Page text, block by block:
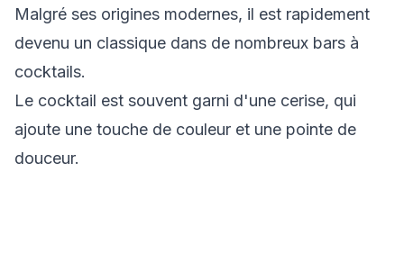
Malgré ses origines modernes, il est rapidement
devenu un classique dans de nombreux bars à
cocktails.
Le cocktail est souvent garni d'une cerise, qui
ajoute une touche de couleur et une pointe de
douceur.